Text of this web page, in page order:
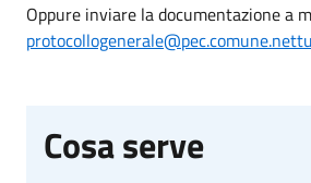
Oppure inviare la documentazione a
Cosa serve